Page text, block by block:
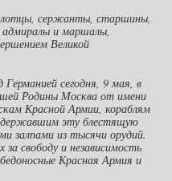
сержанты, старшины,
и маршалы,
Великой
Германией сегодня, 9 мая, в
Родины Москва от имени
Красной Армии, кораблям
эту блестящую
залпами из тысячи орудий.
свободу и независимость
Красная Армия и